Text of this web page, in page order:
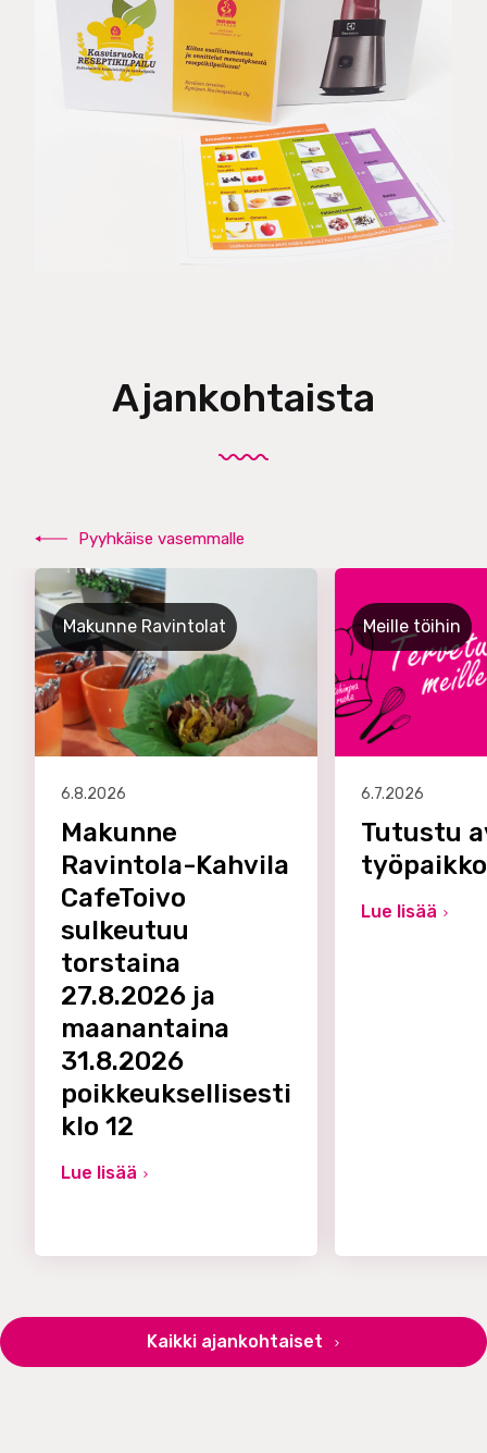
Ajankohtaista
Pyyhkäise vasemmalle
Makunne Ravintolat
6.8.2026
Makunne
Ravintola-Kahvila
CafeToivo
sulkeutuu
torstaina
27.8.2026 ja
maanantaina
31.8.2026
poikkeuksellisesti
klo 12
Lue lisää
Meille töihin
6.7.2026
Tutustu
Lue lisää
Kaikki ajankohtaiset